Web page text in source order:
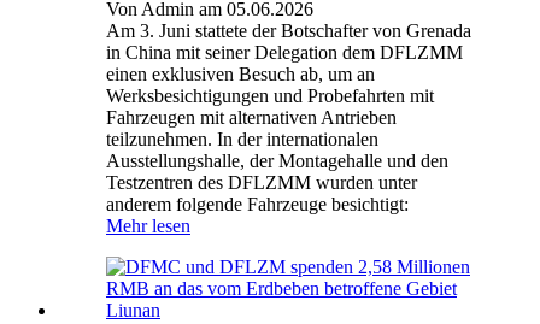
Von Admin am 05.06.2026
Am 3. Juni stattete der Botschafter von Grenada
in China mit seiner Delegation dem DFLZMM
einen exklusiven Besuch ab, um an
Werksbesichtigungen und Probefahrten mit
Fahrzeugen mit alternativen Antrieben
teilzunehmen. In der internationalen
Ausstellungshalle, der Montagehalle und den
Testzentren des DFLZMM wurden unter
anderem folgende Fahrzeuge besichtigt:
Mehr lesen